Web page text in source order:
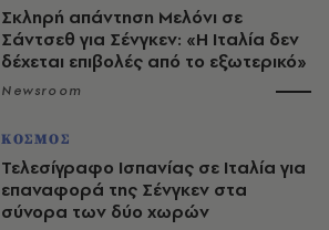
Σκληρή απάντηση Μελόνι σε
Σάντσεθ για Σένγκεν: «Η Ιταλία δεν
δέχεται επιβολές από το εξωτερικό»
Newsroom
ΚΟΣΜΟΣ
Τελεσίγραφο Ισπανίας σε Ιταλία για
επαναφορά της Σένγκεν στα
σύνορα των δύο χωρών